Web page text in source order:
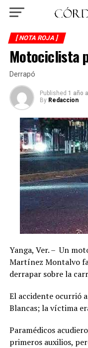
[ NOTA ROJA ]
Motociclista
Derrapó
Published 1 año
By Redaccion
Yanga, Ver. – Un
Martínez Montalvo
derrapar sobre la
El accidente ocurrió
Blancas; la víctima
Paramédicos
primeros auxilios,